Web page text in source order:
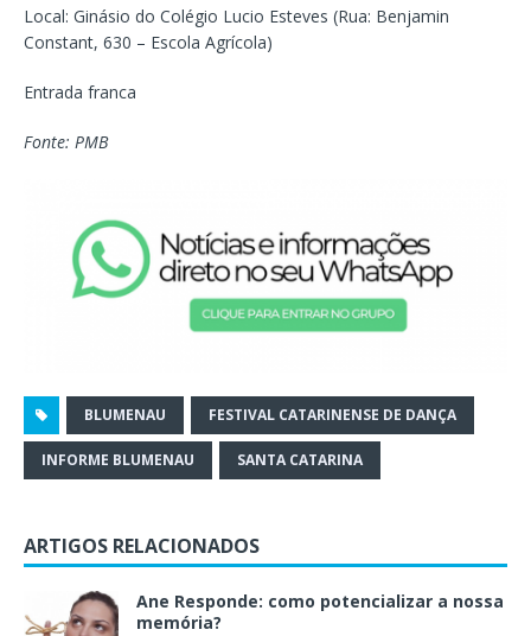
Local: Ginásio do Colégio Lucio Esteves (Rua: Benjamin
Constant, 630 – Escola Agrícola)
Entrada franca
Fonte: PMB
BLUMENAU FESTIVAL CATARINENSE DE DANÇA
INFORME BLUMENAU SANTA CATARINA
ARTIGOS RELACIONADOS
Ane Responde: como potencializar a nossa
memória?